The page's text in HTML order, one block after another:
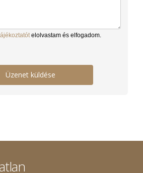
elolvastam és elfogadom.
Üzenet küldése